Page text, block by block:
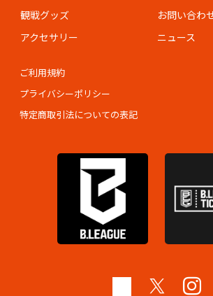
観戦グッズ
アクセサリー
お問い合わ
ニュース
ご利用規約
プライバシーポリシー
特定商取引法についての表記